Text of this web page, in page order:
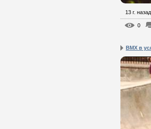
13 г. назад
0
BMX в